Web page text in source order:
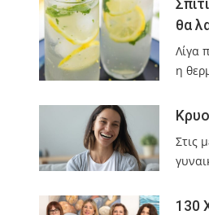
θα
Λίγα
η
Στις
130